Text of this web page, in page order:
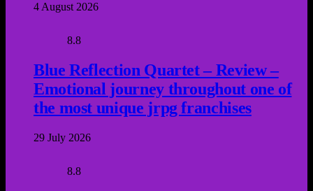
4 August 2026
8.8
Blue Reflection Quartet – Review –
Emotional journey throughout one of
the most unique jrpg franchises
29 July 2026
8.8